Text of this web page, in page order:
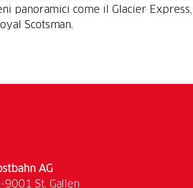
panoramici come il Glacier
Scotsman.
AG